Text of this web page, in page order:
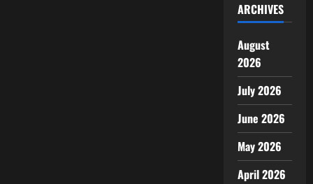
ARCHIVES
August
2026
July 2026
June 2026
May 2026
April 2026